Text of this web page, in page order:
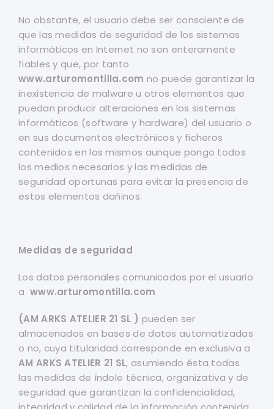
No obstante, el usuario debe ser consciente de
que las medidas de seguridad de los sistemas
informáticos en Internet no son enteramente
fiables y que, por tanto
www.arturomontilla.com no puede garantizar la
inexistencia de malware u otros elementos que
puedan producir alteraciones en los sistemas
informáticos (software y hardware) del usuario o
en sus documentos electrónicos y ficheros
contenidos en los mismos aunque pongo todos
los medios necesarios y las medidas de
seguridad oportunas para evitar la presencia de
estos elementos dañinos.
Medidas de seguridad
Los datos personales comunicados por el usuario
a www.arturomontilla.com
(AM ARKS ATELIER 21 SL ) pueden ser
almacenados en bases de datos automatizadas
o no, cuya titularidad corresponde en exclusiva a
AM ARKS ATELIER 21 SL, asumiendo ésta todas
las medidas de índole técnica, organizativa y de
seguridad que garantizan la confidencialidad,